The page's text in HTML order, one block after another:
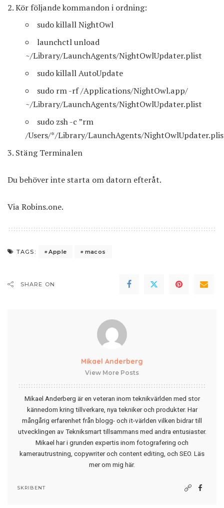
Kör följande kommandon i ordning:
sudo killall NightOwl
launchctl unload
~/Library/LaunchAgents/NightOwlUpdater.plist
sudo killall AutoUpdate
sudo rm -rf /Applications/NightOwl.app/
~/Library/LaunchAgents/NightOwlUpdater.plist
sudo zsh -c ”rm
/Users/*/Library/LaunchAgents/
Stäng Terminalen
Du behöver inte starta om datorn efteråt.
Via Robins.one.
TAGS: Apple macos
SHARE ON
Mikael Anderberg
View More Posts
Mikael Anderberg är en veteran inom teknikvärlden med stor
kännedom kring tillverkare, nya tekniker och produkter. Har
mångårig erfarenhet från blogg- och it-världen vilken bidrar till
utvecklingen av Tekniksmart tillsammans med andra entusiaster.
Mikael har i grunden expertis inom fotografering och
kamerautrustning, copywriter och content editing, och SEO. Läs
mer om mig här.
SKRIBENT